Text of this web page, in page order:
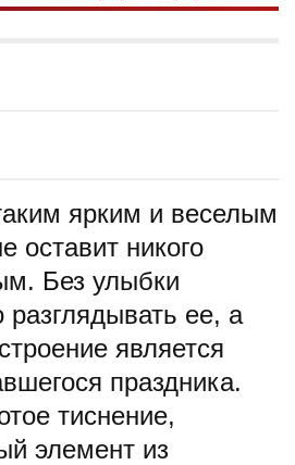
ярким и веселым
оставит никого
Без улыбки
ее, а
является
праздника.
тиснение,
элемент из